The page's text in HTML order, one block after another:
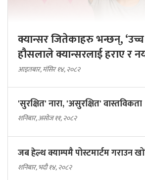
क्यान्सर जितेकाहरु भन्छन्,
हौसलाले क्यान्सरलाई हराए र
आइतबार, मंसिर १४, २०८२
'सुरक्षित' नारा, 'असुरक्षित' वास्तविकता
शनिबार, असोज ११, २०८२
जब हेल्थ क्याम्पमै पोस्टमार्टम गराउन
शनिबार, भदौ १४, २०८२